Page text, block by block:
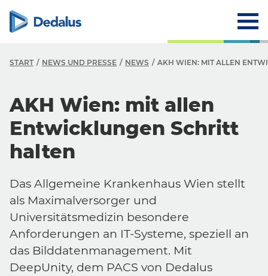
START NEWS UND PRESSE NEWS AKH WIEN: MIT ALLEN
AKH Wien: mit allen
Entwicklungen Schritt
halten
Das Allgemeine Krankenhaus Wien stellt
als Maximalversorger und
Universitätsmedizin besondere
Anforderungen an IT-Systeme, speziell an
das Bilddatenmanagement. Mit
DeepUnity, dem PACS von Dedalus